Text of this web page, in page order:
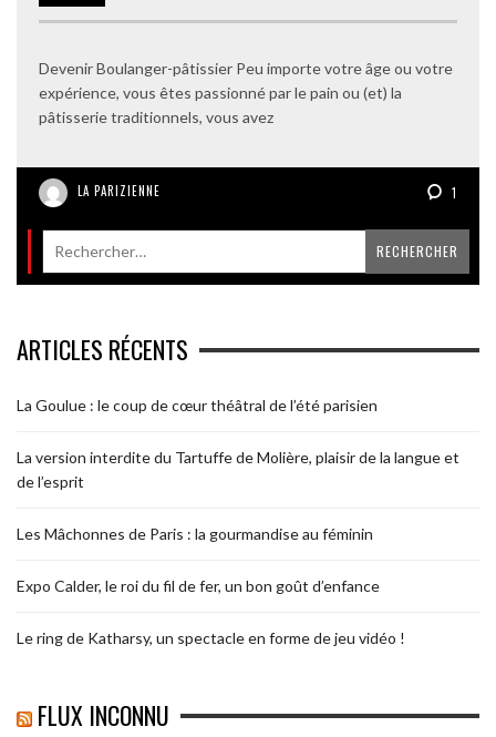
Devenir Boulanger-pâtissier Peu importe votre âge ou votre
expérience, vous êtes passionné par le pain ou (et) la
pâtisserie traditionnels, vous avez
LA PARIZIENNE 1
ARTICLES RÉCENTS
La Goulue : le coup de cœur théâtral de l’été parisien
La version interdite du Tartuffe de Molière, plaisir de la langue et
de l’esprit
Les Mâchonnes de Paris : la gourmandise au féminin
Expo Calder, le roi du fil de fer, un bon goût d’enfance
Le ring de Katharsy, un spectacle en forme de jeu vidéo !
FLUX INCONNU